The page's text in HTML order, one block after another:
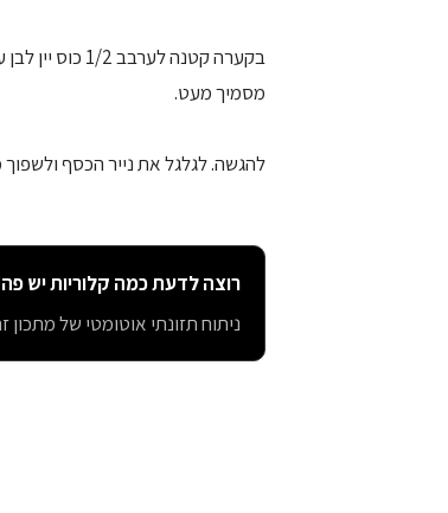
בקערה קטנה
מסמיך מעט.
להגשה. לגלגל את נייר הכסף
רוצה לדעת כמה קלוריות יש
ניתוח תזונתי אוטומטי של מתכון